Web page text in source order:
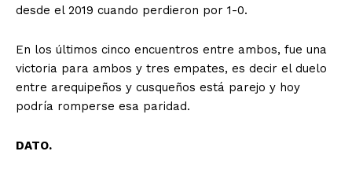
desde el 2019 cuando perdieron por 1-0.
En los últimos cinco encuentros entre ambos, fue una
victoria para ambos y tres empates, es decir el duelo
entre arequipeños y cusqueños está parejo y hoy
podría romperse esa paridad.
DATO.